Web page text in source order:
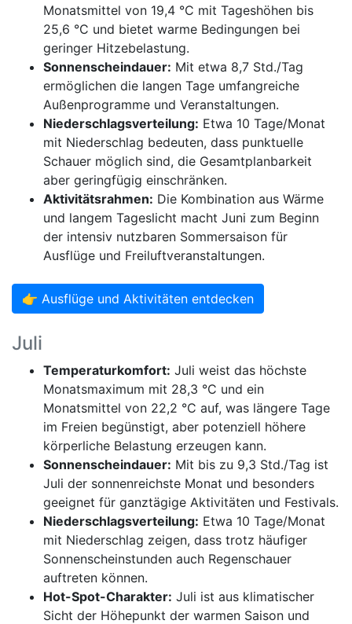
Monatsmittel von 19,4 °C mit Tageshöhen bis
25,6 °C und bietet warme Bedingungen bei
geringer Hitzebelastung.
Sonnenscheindauer: Mit etwa 8,7 Std./Tag
ermöglichen die langen Tage umfangreiche
Außenprogramme und Veranstaltungen.
Niederschlagsverteilung: Etwa 10 Tage/Monat
mit Niederschlag bedeuten, dass punktuelle
Schauer möglich sind, die Gesamtplanbarkeit
aber geringfügig einschränken.
Aktivitätsrahmen: Die Kombination aus Wärme
und langem Tageslicht macht Juni zum Beginn
der intensiv nutzbaren Sommersaison für
Ausflüge und Freiluftveranstaltungen.
👉 Ausflüge und Aktivitäten entdecken
Juli
Temperaturkomfort: Juli weist das höchste
Monatsmaximum mit 28,3 °C und ein
Monatsmittel von 22,2 °C auf, was längere Tage
im Freien begünstigt, aber potenziell höhere
körperliche Belastung erzeugen kann.
Sonnenscheindauer: Mit bis zu 9,3 Std./Tag ist
Juli der sonnenreichste Monat und besonders
geeignet für ganztägige Aktivitäten und Festivals.
Niederschlagsverteilung: Etwa 10 Tage/Monat
mit Niederschlag zeigen, dass trotz häufiger
Sonnenscheinstunden auch Regenschauer
auftreten können.
Hot-Spot-Charakter: Juli ist aus klimatischer
Sicht der Höhepunkt der warmen Saison und